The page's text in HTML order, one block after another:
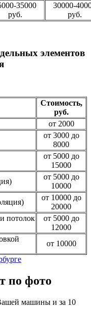
35000
руб.
30000-
руб.
элементов
Стоимость,
руб.
от 2000
от 3000 до
8000
от 5000 до
15000
от 5000 до
10000
от 10000 до
20000
потолок
от 5000 до
12000
от 10000
по фото
машины и за 10